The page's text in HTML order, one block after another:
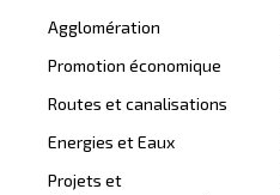
Agglomération
Promotion économique
Routes et canalisations
Energies et Eaux
Projets et